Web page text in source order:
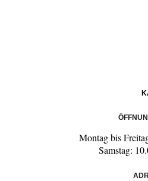
Montag bis
Samstag: